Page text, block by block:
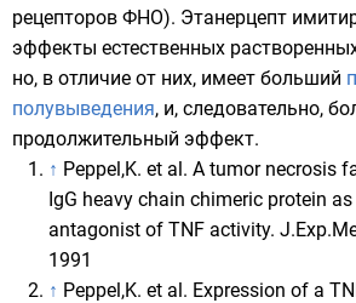
рецепторов ФНО). Этанерцепт
эффекты естественных
но, в отличие от них, имеет больший
полувыведения, и, следовательно,
продолжительный эффект.
↑ Peppel,K. et al. A tumor necrosis
IgG heavy chain chimeric protein
antagonist of TNF activity.
1991
↑ Peppel,K. et al. Expression of a